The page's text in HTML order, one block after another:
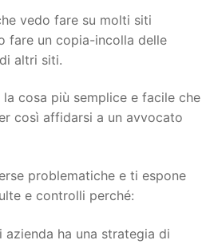
vedo fare su molti siti
fare un copia-incolla delle
altri siti.
cosa più semplice e facile che
così affidarsi a un avvocato
problematiche e ti espone
e controlli perché:
ha una strategia di